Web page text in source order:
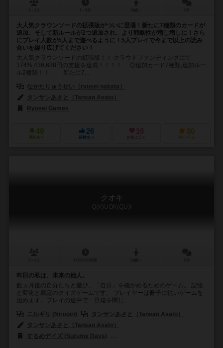
大人気クラウンソードの拡張版がついに登場！新たに7種類のカードが
追加、そして新ルールが2つ追加され、より戦略性が増し増しに！さら
にプレイ人数が5人まで遊べるように！5人プレイで今まで以上の読み
合いを繰り広げてください！
大人気クラウンソードの拡張版！！ クラウドファンディングにて
174%,436,638円の支援を達成！！！！ ◎追加カード7種類,追加ルー
ル2種類！！ 新たに7...
なかたりゅうせい（ryusei nakata）
タンサンあさと（Tansan Asato）
Ryusei Games
49
興味あり
26
経験あり
16
お気に入り
80
持ってる
クオキ
Q(K)UOK(QU)I
昨日の私は、未来の他人。
数ヵ月後の自分たちと遊び、「自分」を確かめるためのゲーム。 記憶
と変化と裁定のクイズゲームです。 プレイヤーは冊子に従いゲームを
始めます。プレイの途中で一旦箱を閉じ、...
ニルギリ (Nirugiri)
タンサンあさと（Tansan Asato）
タンサンあさと（Tansan Asato）
するめデイズ (Surume Days)